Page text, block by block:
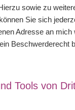
sowie zu
Sie sich
Adresse an mich
Beschwerderecht
Tools von